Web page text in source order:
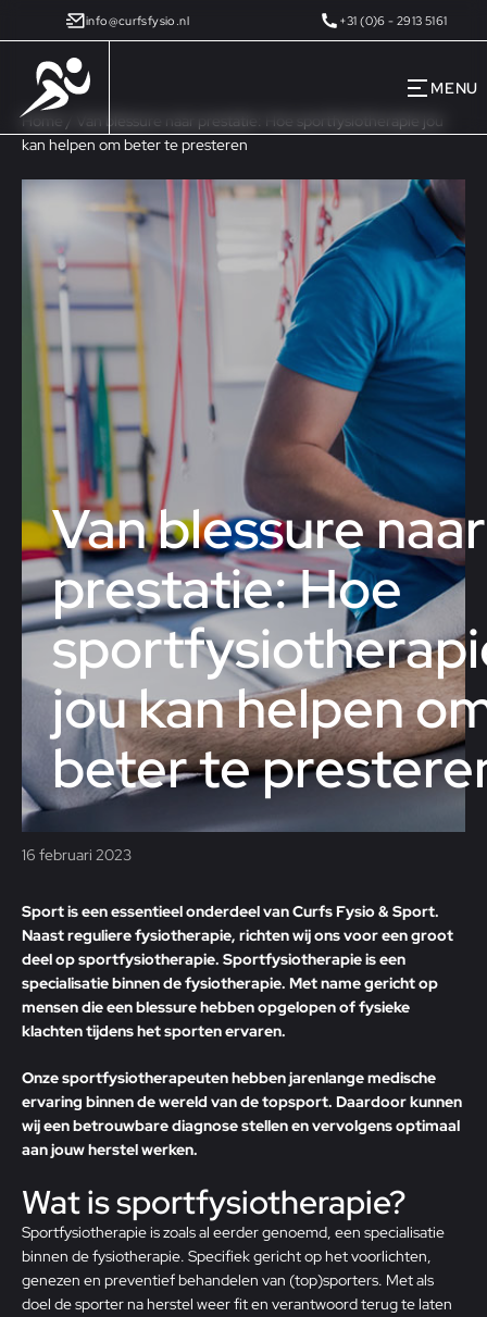
info@curfsfysio.nl +31 (0)6 - 2913 5161
MENU
Home / Van blessure naar prestatie: Hoe sportfysiotherapie jou
kan helpen om beter te presteren
Van blessure naar
prestatie: Hoe
jou kan helpen
beter te
16 februari 2023
Sport is een essentieel onderdeel van Curfs Fysio & Sport.
Naast regulierefysiotherapie, richten wij ons voor een groot
deel op sportfysiotherapie. Sportfysiotherapie is een
specialisatie binnen de fysiotherapie. Met name gericht op
mensen die een blessure hebben opgelopen of fysieke
klachten tijdens het sporten ervaren.
Onze sportfysiotherapeuten hebben jarenlange medische
ervaring binnen de wereld van de topsport. Daardoor kunnen
wij een betrouwbare diagnose stellen en vervolgens optimaal
aan jouw herstel werken.
Wat is sportfysiotherapie?
Sportfysiotherapie is zoals al eerder genoemd, een specialisatie
binnen de fysiotherapie. Specifiek gericht op het voorlichten,
genezen en preventief behandelen van (top)sporters. Met als
doel de sporter na herstel weer fit en verantwoord terug te laten